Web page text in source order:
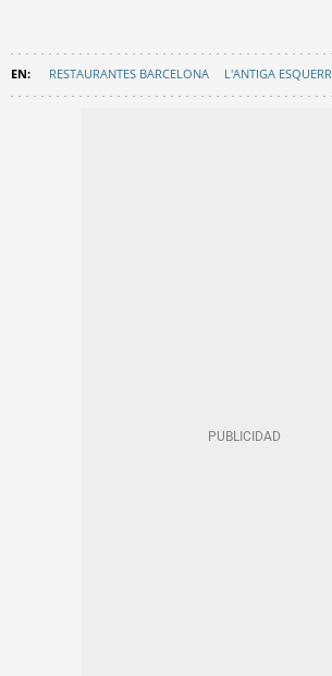
RESTAURANTES BARCELONA L'ANTIGA